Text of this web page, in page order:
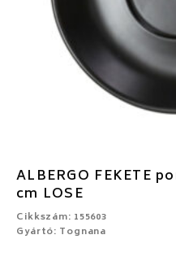
ALBERGO FEKETE
cm LOSE
Cikkszám: 155603
Gyártó: Tognana